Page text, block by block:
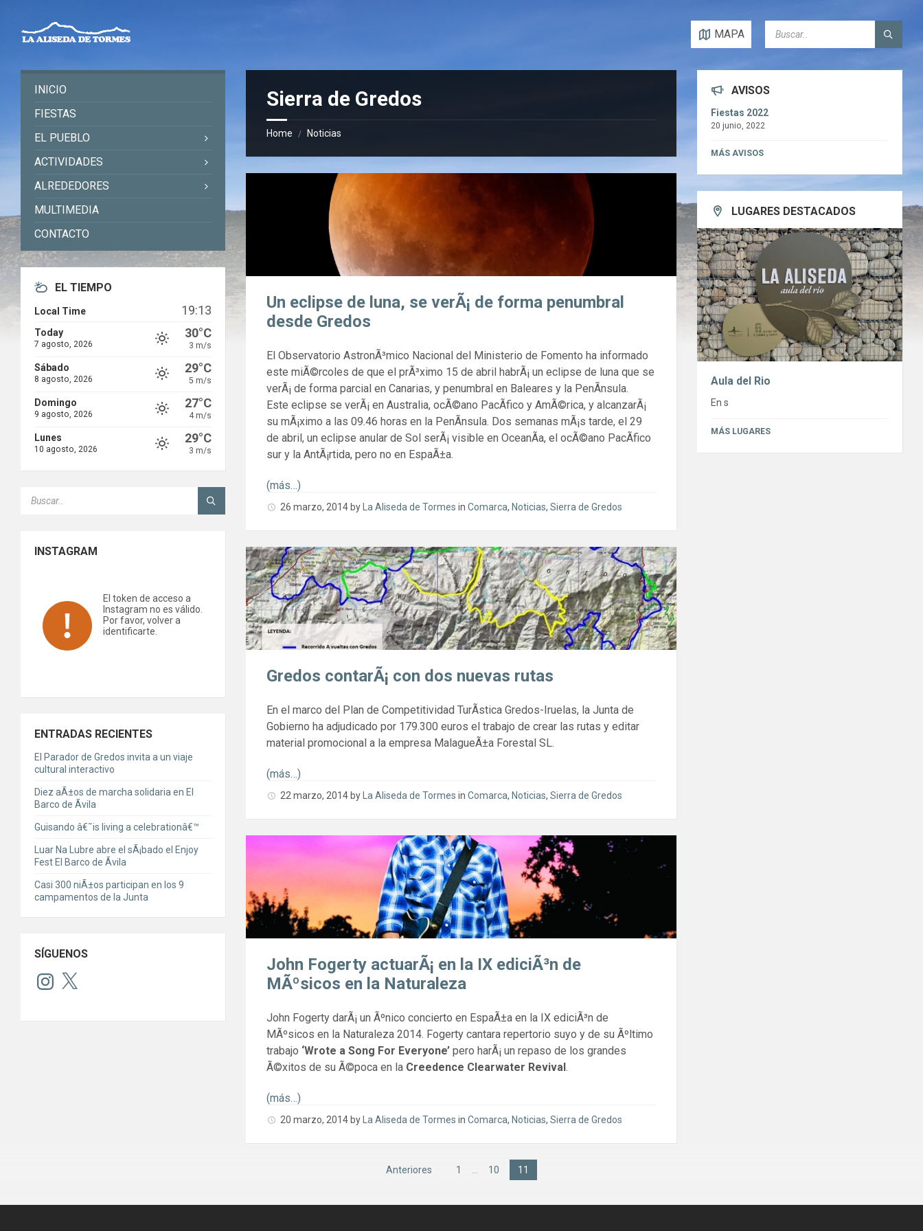
content
sidebar
sidebar
footer
MAPA
Sierra de Gredos
Home / Noticias
Un eclipse de luna, se verÃ¡ de forma penumbral
desde Gredos
El Observatorio AstronÃ³mico Nacional del Ministerio de Fomento ha informado
este miÃ©rcoles de que el prÃ³ximo 15 de abril habrÃ¡ un eclipse de luna que se
verÃ¡ de forma parcial en Canarias, y penumbral en Baleares y la PenÃ­nsula.
Este eclipse se verÃ¡ en Australia, ocÃ©ano PacÃ­fico y AmÃ©rica, y alcanzarÃ¡
su mÃ¡ximo a las 09.46 horas en la PenÃ­nsula. Dos semanas mÃ¡s tarde, el 29
de abril, un eclipse anular de Sol serÃ¡ visible en OceanÃ­a, el ocÃ©ano PacÃ­fico
sur y la AntÃ¡rtida, pero no en EspaÃ±a.
(más…)
26 marzo, 2014byLa Aliseda de Tormes inComarca,Noticias,Sierra de Gredos
Gredos contarÃ¡ con dos nuevas rutas
En el marco del Plan de Competitividad TurÃ­stica Gredos-Iruelas, la Junta de
Gobierno ha adjudicado por 179.300 euros el trabajo de crear las rutas y editar
material promocional a la empresa MalagueÃ±a Forestal SL.
(más…)
22 marzo, 2014byLa Aliseda de Tormes inComarca,Noticias,Sierra de Gredos
John Fogerty actuarÃ¡ en la IX ediciÃ³n de
MÃºsicos en la Naturaleza
John Fogerty darÃ¡ un Ãºnico concierto en EspaÃ±a en la IX ediciÃ³n de
MÃºsicos en la Naturaleza 2014. Fogerty cantara repertorio suyo y de su Ãºltimo
trabajo ‘Wrote a Song For Everyone’ pero harÃ¡ un repaso de los grandes
Ã©xitos de su Ã©poca en la Creedence Clearwater Revival.
(más…)
20 marzo, 2014byLa Aliseda de Tormes inComarca,Noticias,Sierra de Gredos
entradas
Anteriores 1 10 11
INICIO
FIESTAS
EL PUEBLO
ACTIVIDADES
ALREDEDORES
MULTIMEDIA
CONTACTO
EL TIEMPO
Local Time 19:13
Today
7 agosto, 2026
30°C
3 m/s
Sábado
8 agosto, 2026
29°C
5 m/s
Domingo
9 agosto, 2026
27°C
4 m/s
Lunes
10 agosto, 2026
29°C
3 m/s
INSTAGRAM
El token de acceso a
Instagram no es válido.
Por favor, volver a
identificarte.
ENTRADAS RECIENTES
El Parador de Gredos invita a un viaje
cultural interactivo
Diez aÃ±os de marcha solidaria en El
Barco de Ãvila
Guisando â€˜is living a celebrationâ€™
Luar Na Lubre abre el sÃ¡bado el Enjoy
Fest El Barco de Ãvila
Casi 300 niÃ±os participan en los 9
campamentos de la Junta
SÍGUENOS
Instagram
X
AVISOS
Fiestas 2022
20 junio, 2022
MÁS AVISOS
LUGARES DESTACADOS
Aula del Rio
En s
MÁS LUGARES